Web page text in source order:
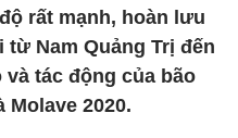
rất mạnh, hoàn lưu
Nam Quảng Trị đến
tác động của bão
2020.